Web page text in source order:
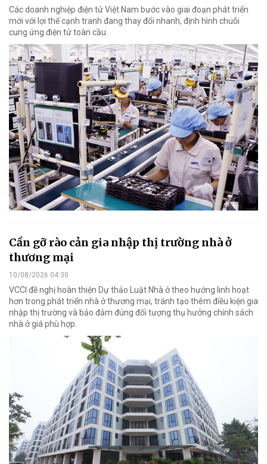
Các doanh nghiệp điện tử Việt Nam bước vào giai đoạn phát triển
mới với lợi thế cạnh tranh đang thay đổi nhanh, định hình chuỗi
cung ứng điện tử toàn cầu.
Cần gỡ rào cản gia nhập thị trường nhà ở
thương mại
10/08/2026 04:30
VCCI đề nghị hoàn thiện Dự thảo Luật Nhà ở theo hướng linh hoạt
hơn trong phát triển nhà ở thương mại, tránh tạo thêm điều kiện gia
nhập thị trường và bảo đảm đúng đối tượng thụ hưởng chính sách
nhà ở giá phù hợp.